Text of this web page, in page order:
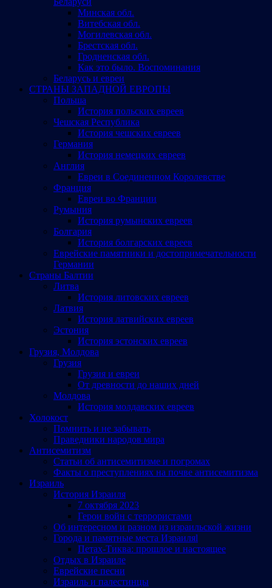
Минская обл.
Витебская обл.
Могилевская обл.
Брестская обл.
Гродненская обл.
Как это было. Воспоминания
Беларусь и евреи
СТРАНЫ ЗАПАДНОЙ ЕВРОПЫ
Польша
История польских евреев
Чешская Республика
История чешских евреев
Германия
История немецких евреев
Англия
Евреи в Соединенном Королевстве
Франция
Евреи во Франции
Румыния
История румынских евреев
Болгария
История болгарских евреев
Еврейские памятники и достопримечательности
Германии
Страны Балтии
Литва
История литовских евреев
Латвия
История латвийских евреев
Эстония
История эстонских евреев
Грузия, Молдова
Грузия
Грузия и евреи
От древности до наших дней
Молдова
История молдавских евреев
Холокост
Помнить и не забывать
Праведники народов мира
Антисемитизм
Статьи об антисемитизме и погромах
Факты о преступлениях на почве антисемитизма
Израиль
История Израиля
7 октября 2023
Герои войн с террористами
Об интересном и разном из израильской жизни
Города и памятные места Израиляl
Петах-Тиква: прошлое и настоящее
Отдых в Израиле
Еврейские песни
Израиль и палестинцы